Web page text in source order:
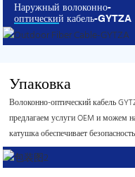
Наружный волоконно-
оптический кабель-GYTZA
Упаковка
Волоконно-оптический кабель
предлагаем услуги OEM и можем
катушка обеспечивает